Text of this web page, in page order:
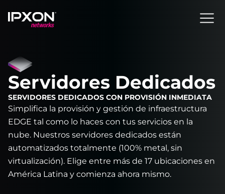
Header
Servidores Dedicados
SERVIDORES DEDICADOS CON PROVISIÓN INMEDIATA
Simplifica la provisión y gestión de infraestructura
EDGE tal como lo haces con tus servicios en la
nube. Nuestros servidores dedicados están
automatizados totalmente (100% metal, sin
virtualización). Elige entre más de 17 ubicaciones en
América Latina y comienza ahora mismo.